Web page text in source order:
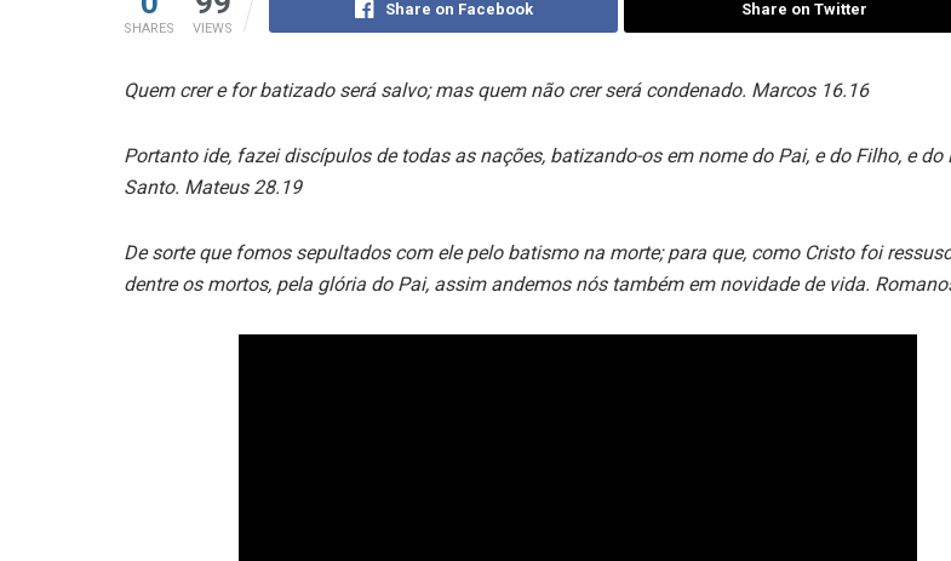
SHARES VIEWS
Share on Facebook Share on Twitter
Quem crer e for batizado será salvo; mas quem não crer será condenado. Marcos 16.16
Portanto ide, fazei discípulos de todas as nações, batizando-os em nome do Pai, e do Filho, e do
Santo. Mateus 28.19
De sorte que fomos sepultados com ele pelo batismo na morte; para que, como Cristo foi
dentre os mortos, pela glória do Pai, assim andemos nós também em novidade de vida.